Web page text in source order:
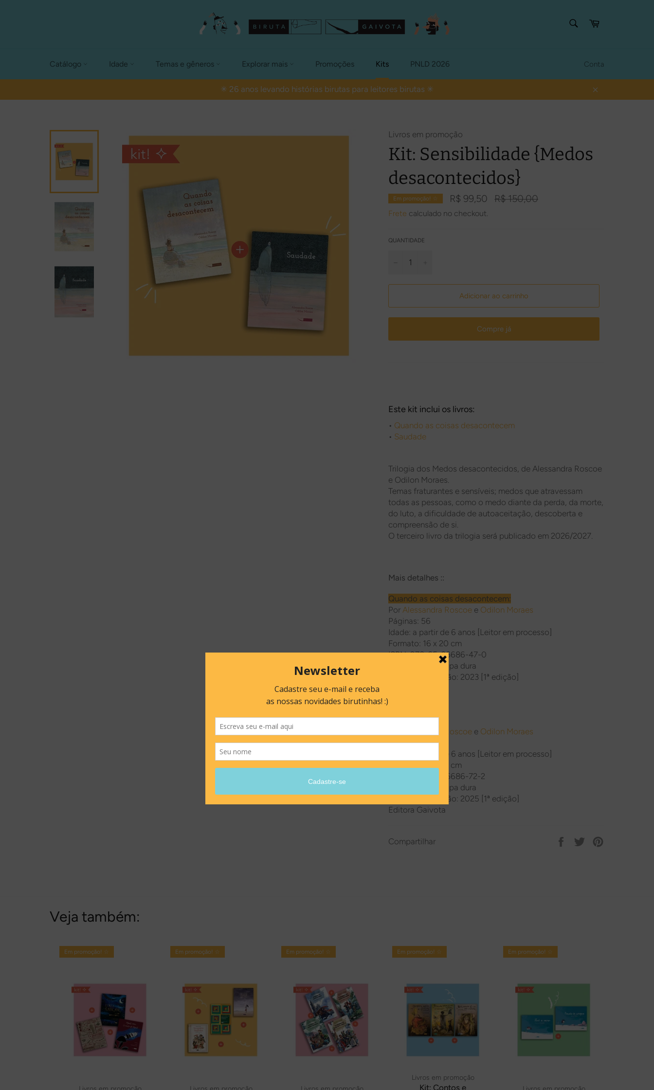
Catálogo Idade Temas e gêneros Explorar mais Promoções Kits PNLD 2026 Conta
✳ 26 anos levando histórias birutas para leitores birutas ✳
Fechar
Livros em promoção
Kit: Sensibilidade {Medos
desacontecidos}
Em promoção! ☆ R$ 99,50
Preço
normal
R$ 150,00
Frete calculado no checkout.
QUANTIDADE
Adicionar ao carrinho
Compre já
Este kit inclui os livros:
• Quando as coisas desacontecem
• Saudade
Trilogia dos Medos desacontecidos, de Alessandra Roscoe
e Odilon Moraes.
Temas fraturantes e sensíveis; medos que atravessam
todas as pessoas, como o medo diante da perda, da morte,
do luto, a dificuldade de autoaceitação, descoberta e
compreensão de si.
O terceiro livro da trilogia será publicado em 2026/2027.
Mais detalhes ::
Quando as coisas desacontecem:
Por Alessandra Roscoe e Odilon Moraes
Páginas: 56
Idade: a partir de 6 anos [Leitor em processo]
Formato: 16 x 20 cm
ISBN: 978-65-86686-47-0
Acabamento: Capa dura
Ano de publicação: 2023 [1ª edição]
Saudade:
Alessandra Roscoe e Odilon Moraes
Páginas: 40
Idade: a partir de 6 anos [Leitor em processo]
Formato: 16 x 20 cm
ISBN: 978-65-86686-72-2
Acabamento: Capa dura
Ano de publicação: 2025 [1ª edição]
Editora Gaivota
Compartilhar
Compartilhar
Tweetar
Veja também:
Em promoção! ☆ Em promoção! ☆ Em promoção! ☆
Livros em promoção
Kit: Contos e
Em promoção! ☆ Em promoção! ☆